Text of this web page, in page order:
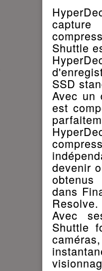
Shuttle
SSD
Avec un
est
devenir
dans
Resolve.
Avec
Shuttle